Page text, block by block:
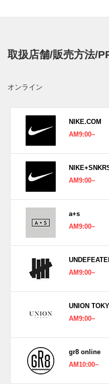
海外では2026年1月31日にジ
日本国内では2026年1月31
て発売予定。 また新たな情
ーズのTwitter Facebookな
取扱店舗/販売方法/
オンライン
NIKE.COM
AM9:00~
AM9:00~
a+s
AM9:00~
AM9:00~
UNION
AM9:00~
gr8 online
AM10:00~